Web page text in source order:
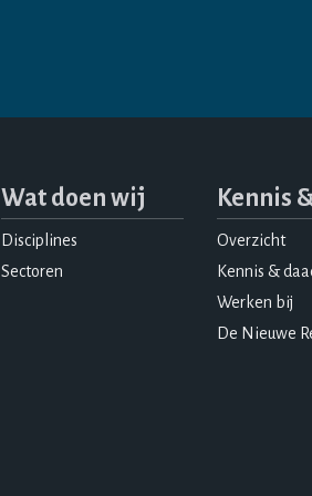
Wat doen wij
Disciplines
Sectoren
Kennis
Overzicht
Kennis &
Werken bij
De Nieuwe